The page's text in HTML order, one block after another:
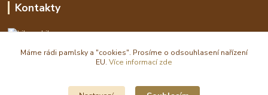
Kontakty
Libor
eshop(zavináč)waldi.cz
Máme rádi pamlsky a "cookies". Prosíme o odsouhlasení nařízení
EU. Více informací zde